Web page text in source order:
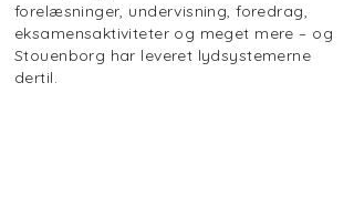
forelæsninger, undervisning, foredrag,
eksamensaktiviteter og meget mere – og
Stouenborg har leveret lydsystemerne
dertil.